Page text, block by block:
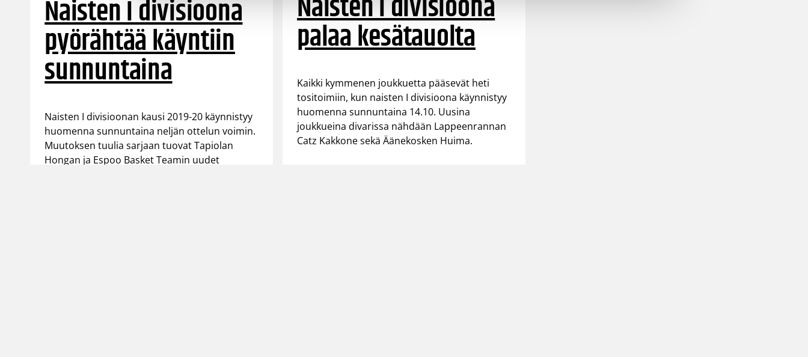
Naisten I divisioona
pyörähtää käyntiin
sunnuntaina
Naisten I divisioonan kausi 2019-20 käynnistyy
huomenna sunnuntaina neljän ottelun voimin.
Muutoksen tuulia sarjaan tuovat Tapiolan
Hongan ja Espoo Basket Teamin uudet
palaa kesätauolta
Kaikki kymmenen joukkuetta pääsevät heti
tositoimiin, kun naisten I divisioona käynnistyy
huomenna sunnuntaina 14.10. Uusina
joukkueina divarissa nähdään Lappeenrannan
Catz Kakkone sekä Äänekosken Huima.